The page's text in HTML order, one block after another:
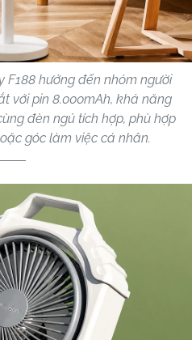
F188 hướng đến nhóm người
với pin 8.000mAh, khả năng
đèn ngủ tích hợp, phù hợp
góc làm việc cá nhân.